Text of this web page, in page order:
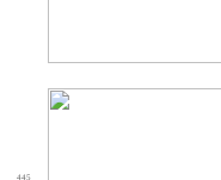
445